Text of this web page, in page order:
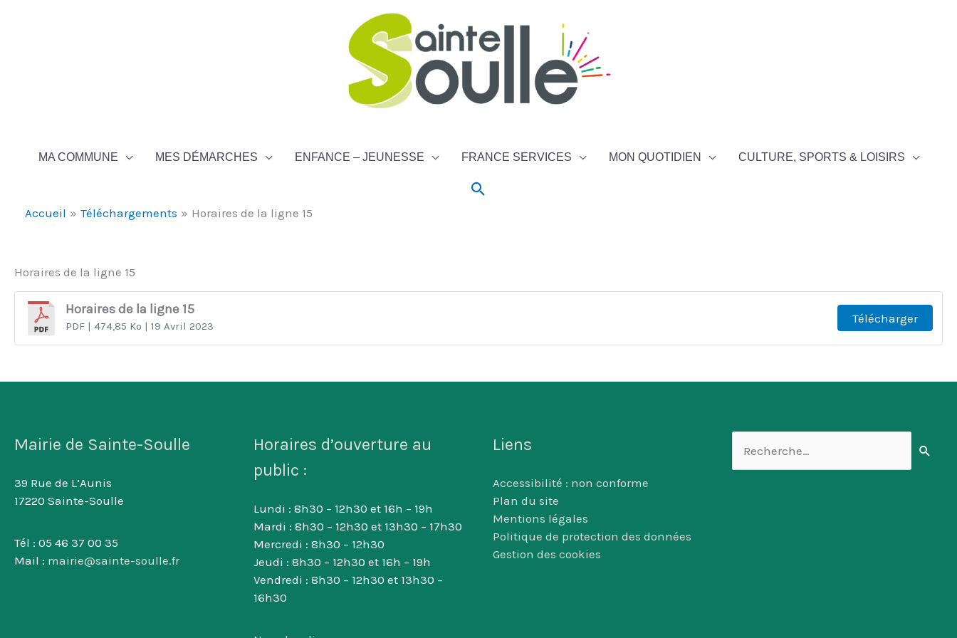
MA COMMUNE MES DÉMARCHES ENFANCE – JEUNESSE FRANCE SERVICES MON QUOTIDIEN CULTURE, SPORTS & LOISIRS
Rechercher
Accueil Téléchargements Horaires de la ligne 15
Horaires de la ligne 15
Horaires de la ligne 15
PDF| 474,85 Ko | 19 Avril 2023
Télécharger
Mairie de Sainte-Soulle
39 Rue de L’Aunis
17220 Sainte-Soulle
Tél : 05 46 37 00 35
Mail : mairie@sainte-soulle.fr
Horaires d’ouverture au
public :
Lundi : 8h30 – 12h30 et 16h – 19h
Mardi : 8h30 – 12h30 et 13h30 – 17h30
Mercredi : 8h30 – 12h30
Jeudi : 8h30 – 12h30 et 16h – 19h
Vendredi : 8h30 – 12h30 et 13h30 –
16h30
Liens
Accessibilité : non conforme
Plan du site
Mentions légales
Politique de protection des données
Gestion des cookies